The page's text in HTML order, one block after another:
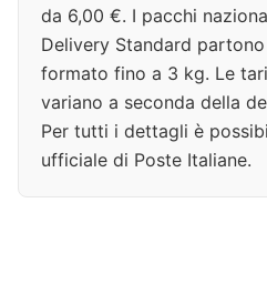
da 6,00 €. I pacchi
Delivery Standard
formato fino a 3 kg. Le
variano a seconda della
Per tutti i dettagli è
ufficiale di Poste Italiane.